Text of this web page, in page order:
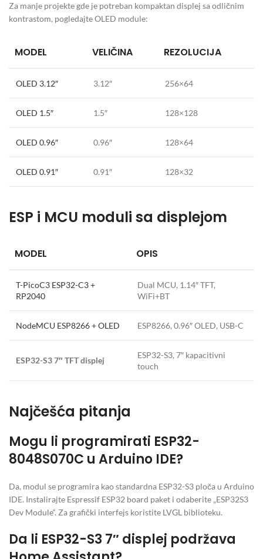
Za manje projekte gde je potreban kompaktan displej sa odličnim
kontrastom, pogledajte OLED module:
MODEL VELIČINA REZOLUCIJA
OLED 3.12″ 3.12″ 256×64
OLED 1.5″ 1.5″ 128×128
OLED 0.96″ 0.96″ 128×64
OLED 0.91″ 0.91″ 128×32
ESP i MCU moduli sa displejom
MODEL OPIS
T-PicoC3 ESP32-C3 +
RP2040
Dual MCU, 1.14″ TFT,
WiFi+BT
NodeMCU ESP8266 + OLED ESP8266, 0.96″ OLED, USB-C
ESP32-S3 7″ TFT displej
ESP32-S3, 7″ kapacitivni
touch
Najčešća pitanja
Mogu li programirati ESP32-
8048S070C u Arduino IDE?
Da, modul se programira kao standardna ESP32-S3 ploča u Arduino
IDE. Instalirajte Espressif ESP32 board paket i odaberite „ESP32S3
Dev Module“. Za grafički interfejs koristite LVGL biblioteku.
Da li ESP32-S3 7″ displej podržava